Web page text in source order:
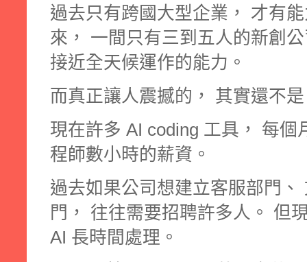
過去只有跨國大型企業， 才有
來， 一間只有三到五人的新創
接近全天候運作的能力。
而真正讓人震撼的， 其實還不
現在許多 AI coding 工具， 每
程師數小時的薪資。
過去如果公司想建立客服部門
門， 往往需要招聘許多人。 但
AI 長時間處理。